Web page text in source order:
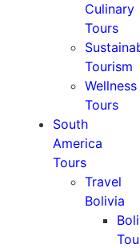
Culinary
Tours
Tourism
Wellness
Tours
South
America
Tours
Travel
Bolivia